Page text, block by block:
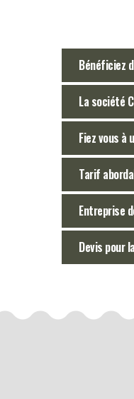
Bénéficiez
La société
Fiez vous à
Tarif
Entreprise
Devis pour